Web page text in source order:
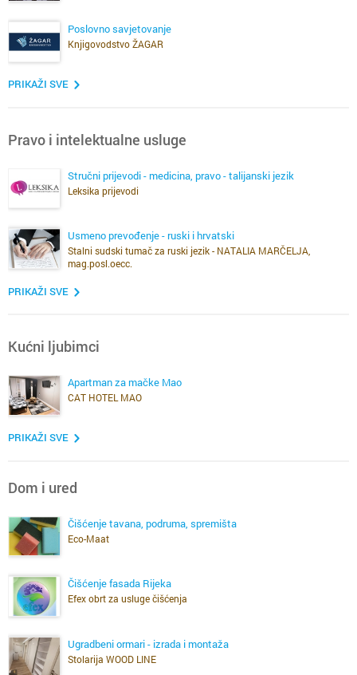
Poslovno savjetovanje
Knjigovodstvo ŽAGAR
PRIKAŽI SVE
Pravo i intelektualne usluge
Stručni prijevodi - medicina, pravo - talijanski jezik
Leksika prijevodi
Usmeno prevođenje - ruski i hrvatski
Stalni sudski tumač za ruski jezik - NATALIA MARČELJA,
mag.posl.oecc.
PRIKAŽI SVE
Kućni ljubimci
Apartman za mačke Mao
CAT HOTEL MAO
PRIKAŽI SVE
Dom i ured
Čišćenje tavana, podruma, spremišta
Eco-Maat
Čišćenje fasada Rijeka
Efex obrt za usluge čišćenja
Ugradbeni ormari - izrada i montaža
Stolarija WOOD LINE